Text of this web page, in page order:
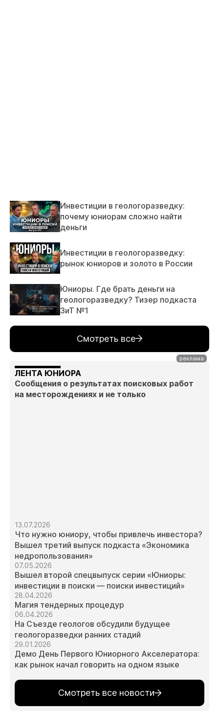
Инвестиции в геологоразведку:
почему юниорам сложно найти
деньги
Инвестиции в геологоразведку:
рынок юниоров и золото в России
Юниоры. Где брать деньги на
геологоразведку? Тизер подкаста
ЗиТ №1
Смотреть все
ЛЕНТА ЮНИОРА
Сообщения о результатах поисковых работ
на месторождениях и не только
13.07.2026
Что нужно юниору, чтобы привлечь инвестора?
Вышел третий выпуск подкаста «Экономика
недропользования»
07.05.2026
Вышел второй спецвыпуск серии «Юниоры:
инвестиции в поиски — поиски инвестиций»
28.04.2026
Магия тендерных процедур
06.04.2026
На Съезде геологов обсудили будущее
геологоразведки ранних стадий
29.01.2026
Демо День Первого Юниорного Акселератора:
как рынок начал говорить на одном языке
Смотреть все новости